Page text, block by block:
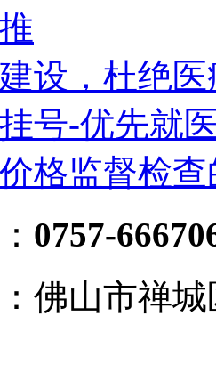
设，杜绝
号-优先就
格监督检
0757-
佛山市禅